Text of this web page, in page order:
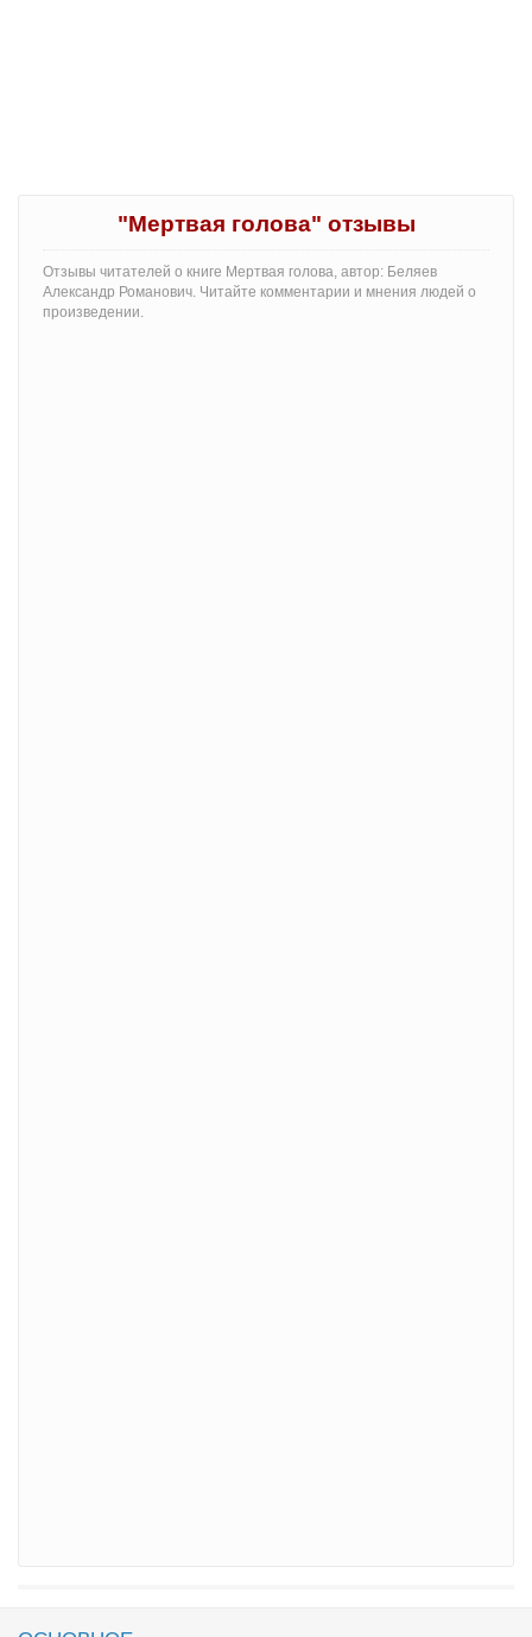
"Мертвая голова" отзывы
Отзывы читателей о книге Мертвая голова, автор: Беляев
Александр Романович. Читайте комментарии и мнения людей о
произведении.